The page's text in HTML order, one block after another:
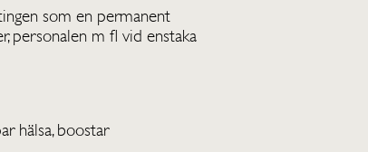
som en permanent
personalen m fl vid enstaka
hälsa, boostar